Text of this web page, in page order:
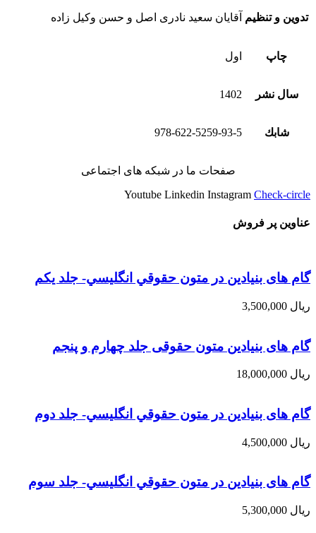
تدوین و تنظیم آقایان سعید نادری اصل و حسن وکیل زاده
چاپ اول
سال نشر 1402
شابك 978-622-5259-93-5
صفحات ما در شبکه های اجتماعی
Youtube Linkedin Instagram Check-circle
عناوین پر فروش
گام های بنیادین در متون حقوقي انگليسي- جلد يكم
ریال
گام های بنیادین متون حقوقی جلد چهارم و پنجم
ریال
گام های بنیادین در متون حقوقي انگليسي- جلد دوم
ریال
گام های بنیادین در متون حقوقي انگليسي- جلد سوم
ریال